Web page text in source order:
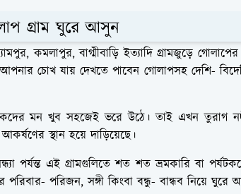
গ্রাম ঘুরে আসুন
কমলাপুর, বাগ্মীবাড়ি ইত্যাদি গ্রামজুড়ে
চোখ যায় দেখতে পাবেন গোলাপসহ দেশি-
মন খুব সহজেই ভরে উঠে। তাই এখন তুরাগ
স্থান হয়ে দাড়িয়েছে।
পর্যন্ত এই গ্রামগুলিতে শত শত ভ্রমকারি বা
পরিজন, সঙ্গী কিংবা বন্ধু- বান্ধব নিয়ে ঘুরে